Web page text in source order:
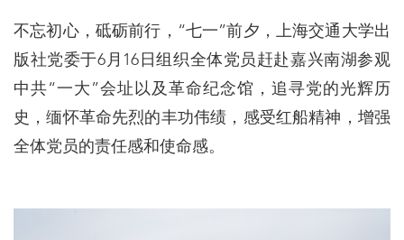
不忘初心，砥砺前行，“七一”前夕，上海交通大学出
版社党委于6月16日组织全体党员赶赴嘉兴南湖参观
中共“一大”会址以及革命纪念馆，追寻党的光辉历
史，缅怀革命先烈的丰功伟绩，感受红船精神，增强
全体党员的责任感和使命感。